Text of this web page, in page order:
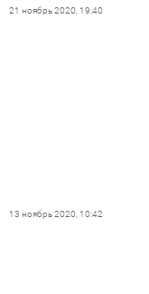
21 ноябрь 2020, 19:40
13 ноябрь 2020, 10:42